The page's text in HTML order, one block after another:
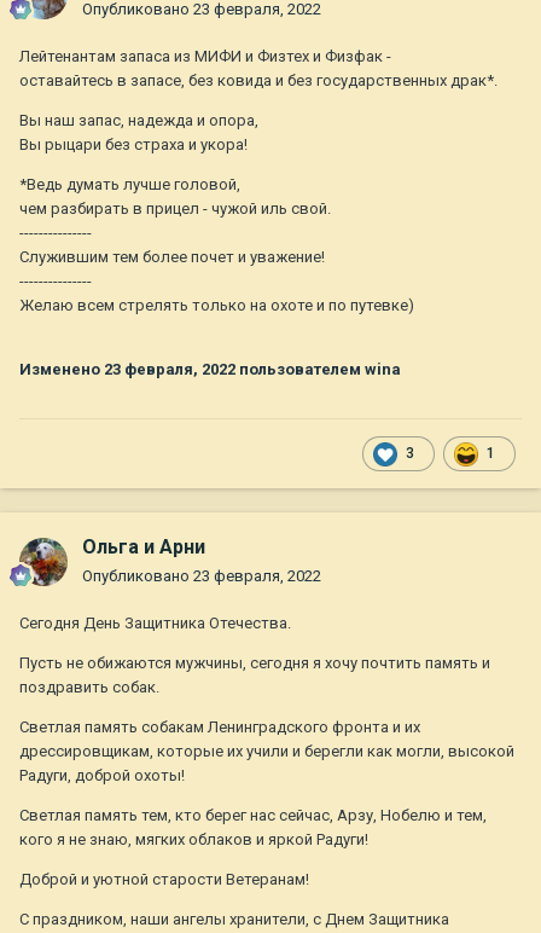
Опубликовано 23 февраля, 2022
Лейтенантам запаса из МИФИ и Физтех и Физфак -
оставайтесь в запасе, без ковида и без государственных драк*.
Вы наш запас, надежда и опора,
Вы рыцари без страха и укора!
*Ведь думать лучше головой,
чем разбирать в прицел - чужой иль свой.
---------------
Служившим тем более почет и уважение!
---------------
Желаю всем стрелять только на охоте и по путевке)
Изменено 23 февраля, 2022 пользователем wina
3 1
Ольга и Арни
Опубликовано 23 февраля, 2022
Сегодня День Защитника Отечества.
Пусть не обижаются мужчины, сегодня я хочу почтить память и
поздравить собак.
Светлая память собакам Ленинградского фронта и их
дрессировщикам, которые их учили и берегли как могли, высокой
Радуги, доброй охоты!
Светлая память тем, кто берег нас сейчас, Арзу, Нобелю и тем,
кого я не знаю, мягких облаков и яркой Радуги!
Доброй и уютной старости Ветеранам!
С праздником, наши ангелы хранители, с Днем Защитника